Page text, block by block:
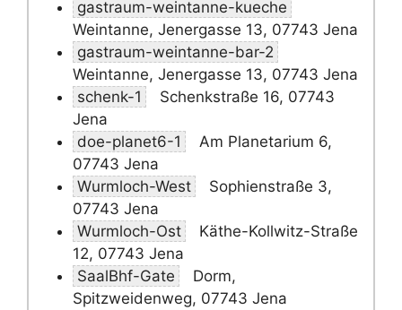
gastraum-weintanne-kueche
Weintanne, Jenergasse 13, 07743 Jena
gastraum-weintanne-bar-2
Weintanne, Jenergasse 13, 07743 Jena
schenk-1
Schenkstraße 16, 07743
Jena
doe-planet6-1
Am Planetarium 6,
07743 Jena
Wurmloch-West
Sophienstraße 3,
07743 Jena
Wurmloch-Ost
Käthe-Kollwitz-Straße
12, 07743 Jena
SaalBhf-Gate
Dorm,
Spitzweidenweg, 07743 Jena